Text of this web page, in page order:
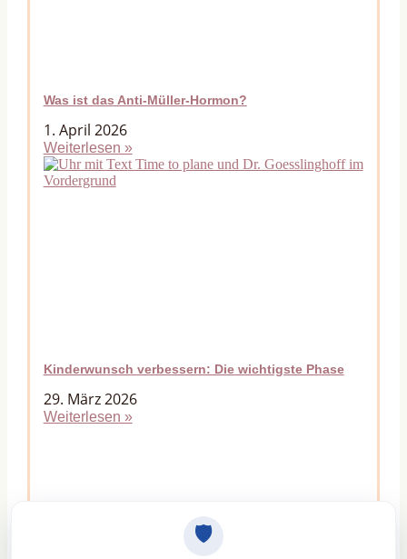
Was ist das Anti-Müller-Hormon?
1. April 2026
Weiterlesen »
Kinderwunsch verbessern: Die wichtigste Phase
29. März 2026
Weiterlesen »